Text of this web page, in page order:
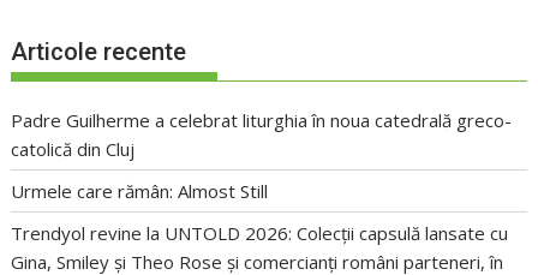
Articole recente
Padre Guilherme a celebrat liturghia în noua catedrală greco-
catolică din Cluj
Urmele care rămân: Almost Still
Trendyol revine la UNTOLD 2026: Colecții capsulă lansate cu
Gina, Smiley și Theo Rose și comercianți români parteneri, în